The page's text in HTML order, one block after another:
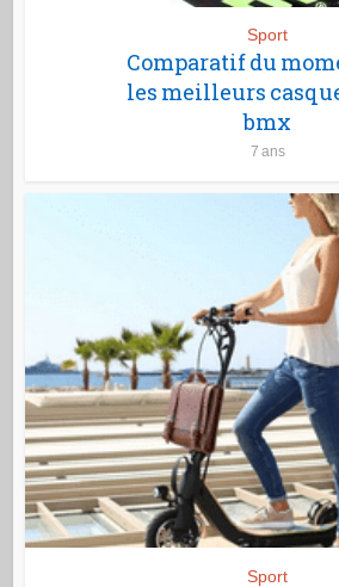
Sport
Comparatif du
les meilleurs
bmx
7 ans
Sport